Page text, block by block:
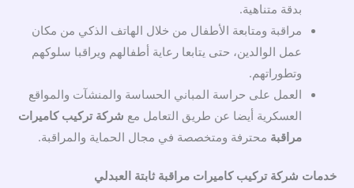
بدقة متناهية.
مراقبة ومتابعة الأطفال من خلال الهاتف الذكي من مكان
عمل الوالدين، حتى يتابعا رعاية أطفالهم ويراقبا سلوكهم
وتطوراتهم.
العمل على حراسة المباني الحساسة والمنشآت والمواقع
العسكرية أيضا عن طريق التعامل مع شركة تركيب كاميرات
مراقبة محترفة ومتخصصة في مجال الحماية والمراقبة.
خدمات شركة تركيب كاميرات مراقبة ثابتة العبدلي